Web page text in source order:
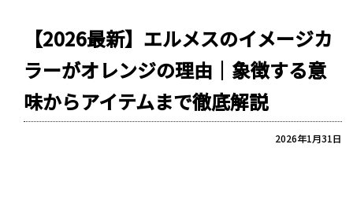
【2026最新】エルメスのイメージカ
ラーがオレンジの理由｜象徴する意
味からアイテムまで徹底解説
2026年1月31日